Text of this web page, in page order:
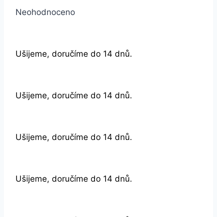
Neohodnoceno
Ušijeme, doručíme do 14 dnů.
Ušijeme, doručíme do 14 dnů.
Ušijeme, doručíme do 14 dnů.
Ušijeme, doručíme do 14 dnů.